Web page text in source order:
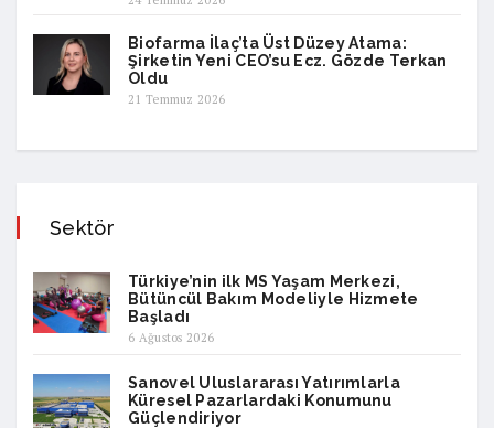
Biofarma İlaç’ta Üst Düzey Atama:
Şirketin Yeni CEO’su Ecz. Gözde Terkan
Oldu
21 Temmuz 2026
Sektör
Türkiye’nin ilk MS Yaşam Merkezi,
Bütüncül Bakım Modeliyle Hizmete
Başladı
6 Ağustos 2026
Sanovel Uluslararası Yatırımlarla
Küresel Pazarlardaki Konumunu
Güçlendiriyor